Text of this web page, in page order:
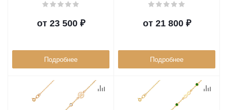
от 23 500 ₽
Подробнее
от 21 800 ₽
Подробнее